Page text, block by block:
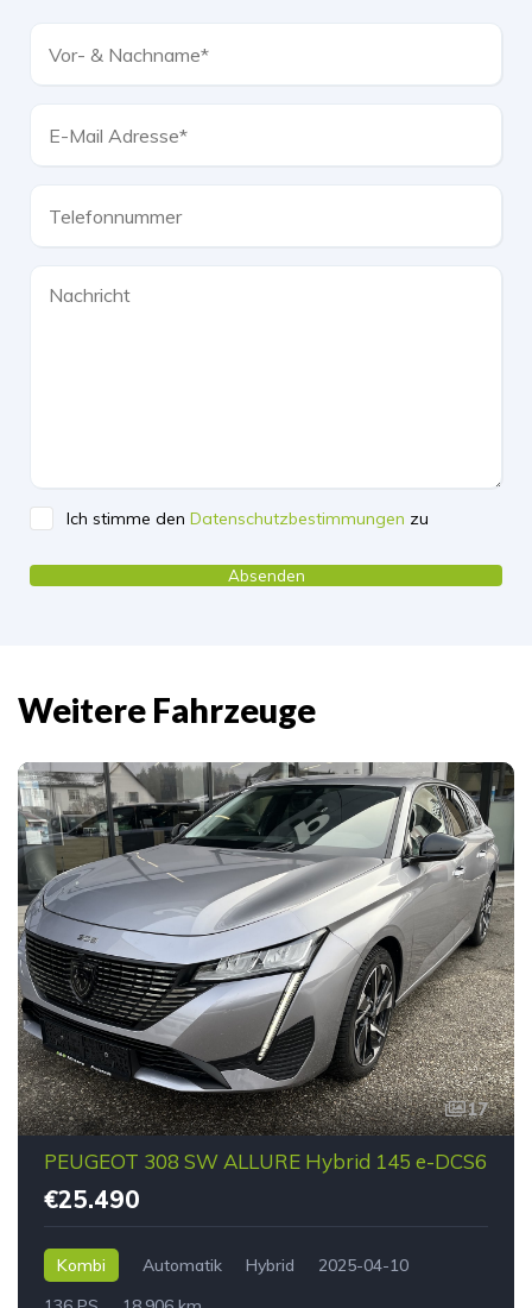
Please leave this field empty.
Ich stimme den Datenschutzbestimmungen zu
Weitere Fahrzeuge
17
PEUGEOT 308 SW ALLURE Hybrid 145 e-DCS6
€25.490
Kombi Automatik Hybrid
2025-04-10